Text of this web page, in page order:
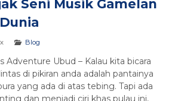
Seni Musik Gamelan
Blog
Adventure Ubud – Kalau kita bicara
di pikiran anda adalah pantainya
yang ada di atas tebing. Tapi ada
dan menjadi ciri khas pulau ini,